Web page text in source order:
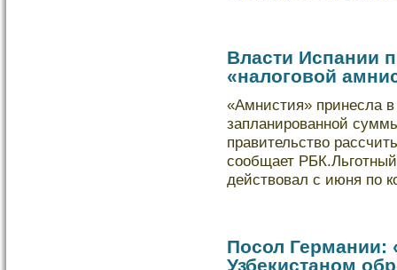
Власти Испании
«налоговой
«Амнистия» принесла
запланированной
правительство
сообщает
действовал с июня по
Посол Германии:
Узбекистаном